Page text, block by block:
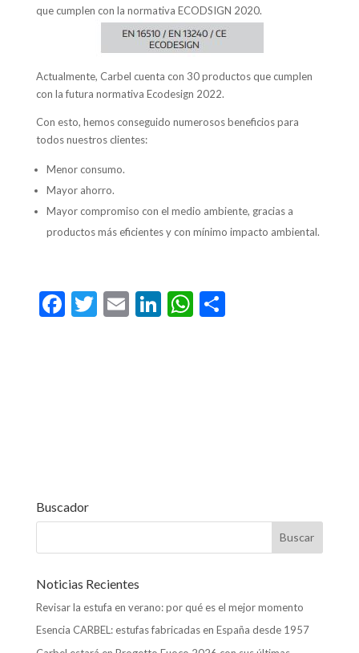
que cumplen con la normativa ECODSIGN 2020.
Actualmente, Carbel cuenta con 30 productos que cumplen
con la futura normativa Ecodesign 2022.
Con esto, hemos conseguido numerosos beneficios para
todos nuestros clientes:
Menor consumo.
Mayor ahorro.
Mayor compromiso con el medio ambiente, gracias a
productos más eficientes y con mínimo impacto ambiental.
F T E Li WC
Buscador
Noticias Recientes
Revisar la estufa en verano: por qué es el mejor momento
Esencia CARBEL: estufas fabricadas en España desde 1957